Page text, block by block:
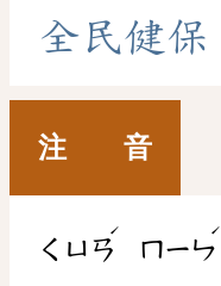
全 民健保
注 音
ㄑㄩㄢ
ˊ
ㄇㄧㄣ
ˊ